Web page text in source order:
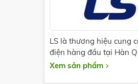
LS là thương hiệu cung
điện hàng đầu tại Hàn
Xem sản phẩm